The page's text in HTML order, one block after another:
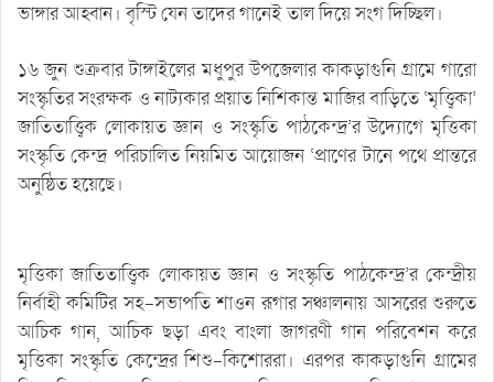
ভাঙ্গার আহ্বান। বৃস্টি যেন তাদের গানেই তাল দিয়ে সংগ দিচ্ছিল।
১৬ জুন শুক্রবার টাঙ্গাইলের মধুপুর উপজেলার কাকড়াগুনি গ্রামে গারো
সংস্কৃতির সংরক্ষক ও নাট্যকার প্রয়াত নিশিকান্ত মাজির বাড়িতে ‘মৃত্ত্বিকা’
জাতিতাত্ত্বিক লোকায়ত জ্ঞান ও সংস্কৃতি পাঠকেন্দ্র’র উদ্যোগে মৃত্তিকা
সংস্কৃতি কেন্দ্র পরিচালিত নিয়মিত আয়োজন ‘প্রাণের টানে পথে প্রান্তরে
অনুষ্ঠিত হয়েছে।
মৃত্তিকা জাতিতাত্ত্বিক লোকায়ত জ্ঞান ও সংস্কৃতি পাঠকেন্দ্র’র কেন্দ্রীয়
নির্বাহী কমিটির সহ-সভাপতি শাওন রূগার সঞ্চালনায় আসরের শুরুতে
আচিক গান, আচিক ছড়া এবং বাংলা জাগরণী গান পরিবেশন করে
মৃত্তিকা সংস্কৃতি কেন্দ্রের শিশু-কিশোররা। এরপর কাকড়াগুনি গ্রামের